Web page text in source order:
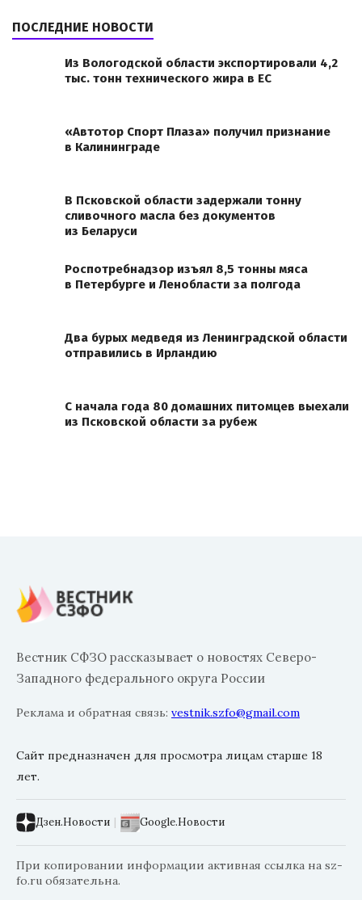
ПОСЛЕДНИЕ НОВОСТИ
Из Вологодской области экспортировали 4,2
тыс. тонн технического жира в ЕС
«Автотор Спорт Плаза» получил признание
в Калининграде
В Псковской области задержали тонну
сливочного масла без документов
из Беларуси
Роспотребнадзор изъял 8,5 тонны мяса
в Петербурге и Ленобласти за полгода
Два бурых медведя из Ленинградской области
отправились в Ирландию
С начала года 80 домашних питомцев выехали
из Псковской области за рубеж
Вестник СФЗО рассказывает о новостях Северо-
Западного федерального округа России
Реклама и обратная связь: vestnik.szfo@gmail.com
Сайт предназначен для просмотра лицам старше 18
лет.
Дзен.Новости | Google.Новости
При копировании информации активная ссылка на sz-
fo.ru обязательна.